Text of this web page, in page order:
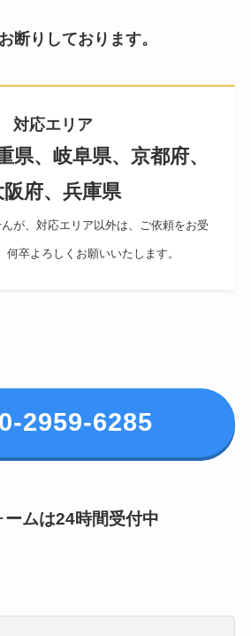
断りしております。
対応エリア
県、岐阜県、京都府、
阪府、兵庫県
が、対応エリア以外は、ご依頼をお受
何卒よろしくお願いいたします。
2959-6285
ムは24時間受付中